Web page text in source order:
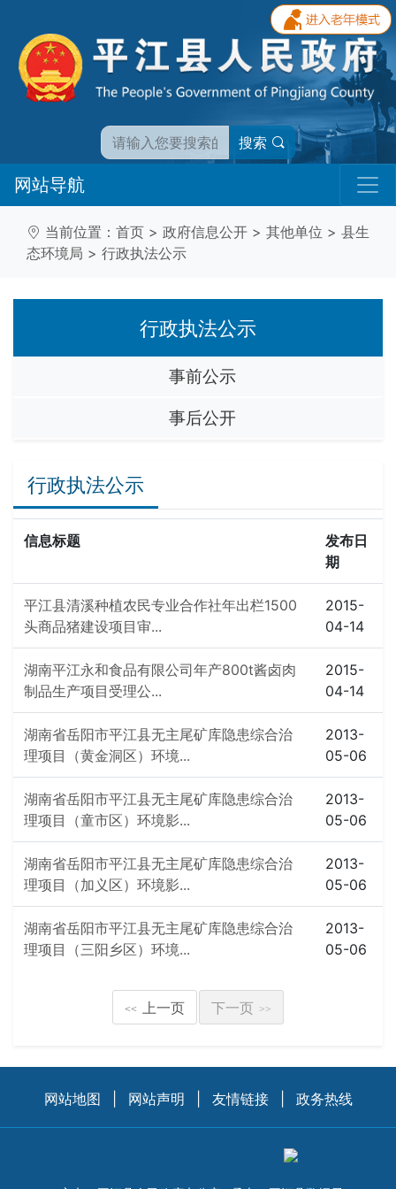
搜索
网站导航
当前位置： 首页 > 政府信息公开 > 其他单位 > 县生
态环境局 > 行政执法公示
行政执法公示
事前公示
事后公开
行政执法公示
信息标题
发布日
期
平江县清溪种植农民专业合作社年出栏1500
头商品猪建设项目审...
2015-
04-14
湖南平江永和食品有限公司年产800t酱卤肉
制品生产项目受理公...
2015-
04-14
湖南省岳阳市平江县无主尾矿库隐患综合治
理项目（黄金洞区）环境...
2013-
05-06
湖南省岳阳市平江县无主尾矿库隐患综合治
理项目（童市区）环境影...
2013-
05-06
湖南省岳阳市平江县无主尾矿库隐患综合治
理项目（加义区）环境影...
2013-
05-06
湖南省岳阳市平江县无主尾矿库隐患综合治
理项目（三阳乡区）环境...
2013-
05-06
<< 上一页 下一页 >>
网站地图 网站声明 友情链接 政务热线